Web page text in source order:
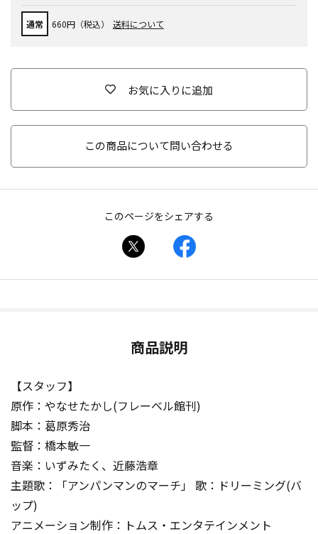
通常 660円（税込） 送料について
お気に入りに追加
この商品について問い合わせる
このページをシェアする
商品説明
【スタッフ】
原作：やなせたかし(フレーベル館刊)
脚本：葛原秀治
監督：橋本敏一
音楽：いずみたく、近藤浩章
主題歌：「アンパンマンのマーチ」 歌：ドリーミング(バ
ップ)
アニメーション制作：トムス・エンタテインメント